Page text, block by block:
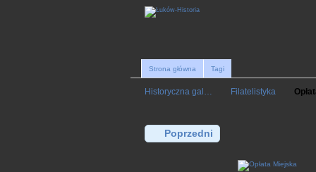
Strona główna Tagi
Historyczna gal… Filatelistyka
Poprzedni